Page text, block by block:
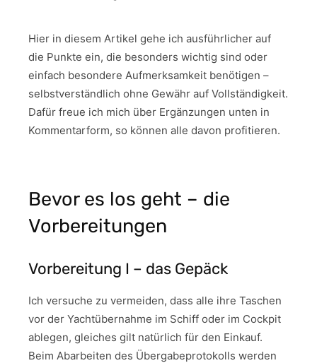
Hier in diesem Artikel gehe ich ausführlicher auf
die Punkte ein, die besonders wichtig sind oder
einfach besondere Aufmerksamkeit benötigen –
selbstverständlich ohne Gewähr auf Vollständigkeit.
Dafür freue ich mich über Ergänzungen unten in
Kommentarform, so können alle davon profitieren.
Bevor es los geht – die
Vorbereitungen
Vorbereitung I – das Gepäck
Ich versuche zu vermeiden, dass alle ihre Taschen
vor der Yachtübernahme im Schiff oder im Cockpit
ablegen, gleiches gilt natürlich für den Einkauf.
Beim Abarbeiten des Übergabeprotokolls werden